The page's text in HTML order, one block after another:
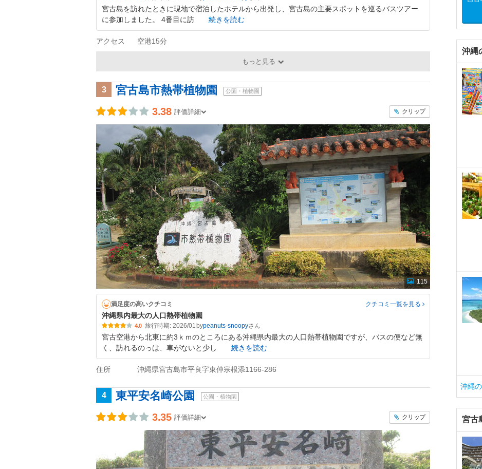
宮古島を訪れたときに現地で宿泊したホテルから出発し、宮古島の主要スポットを巡るバスツアー
に参加しました。 4番目に訪
続きを読む
アクセス 空港15分
もっと見る
3 宮古島市熱帯植物園 公園・植物園
3.38 評価詳細 クリップ
115
満足度の高いクチコミ クチコミ一覧を見る
沖縄県内最大の人口熱帯植物園
4.0 旅行時期: 2026/01 bypeanuts-snoopy
宮古空港から北東に約3ｋｍのところにある沖縄県内最大の人口熱帯植物園ですが、バスの便など無
く、訪れるのっは、車がないと少し
続きを読む
住所 沖縄県宮古島市平良字東仲宗根添1166-286
4 東平安名崎公園 公園・植物園
3.35 評価詳細 クリップ
沖縄
沖縄
宮古